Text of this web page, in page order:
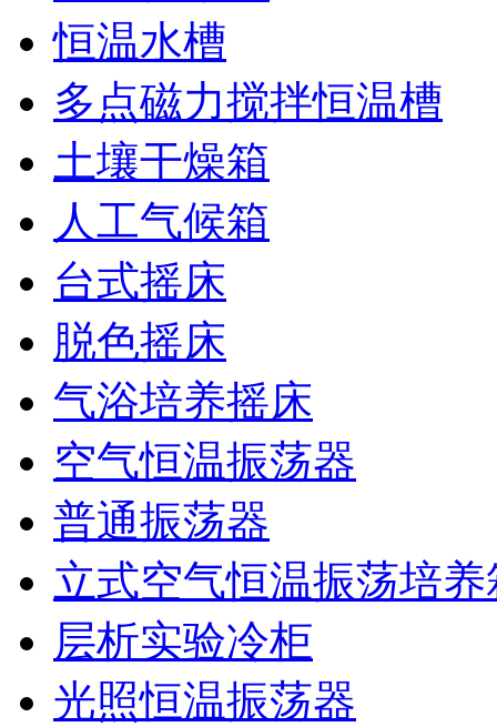
恒温水槽
多点磁力搅拌恒温槽
土壤干燥箱
人工气候箱
台式摇床
脱色摇床
气浴培养摇床
空气恒温振荡器
普通振荡器
立式空气恒温振荡培养
层析实验冷柜
光照恒温振荡器